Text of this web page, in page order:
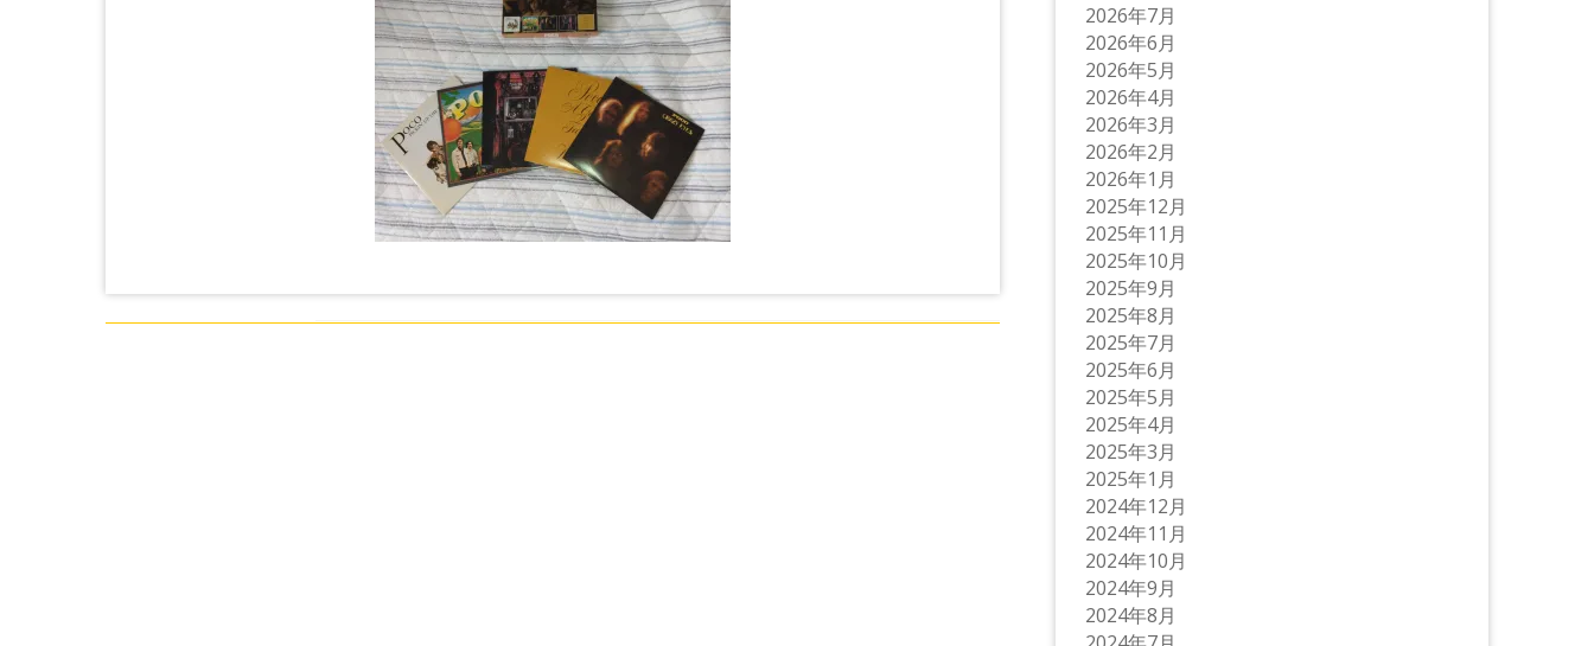
2026年7月
2026年6月
2026年5月
2026年4月
2026年3月
2026年2月
2026年1月
2025年12月
2025年11月
2025年10月
2025年9月
2025年8月
2025年7月
2025年6月
2025年5月
2025年4月
2025年3月
2025年1月
2024年12月
2024年11月
2024年10月
2024年9月
2024年8月